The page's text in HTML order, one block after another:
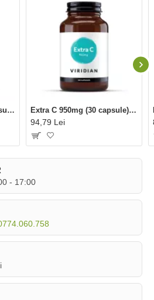
- 17:00
KiwiZyme & Aloe (30 capsule), Viridian Extra C 950mg (30 capsule), Viridian
94,79 Lei